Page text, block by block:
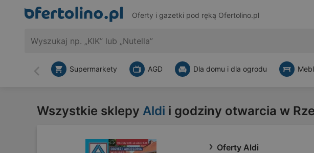
Oferty i gazetki pod ręką Ofertolino.pl
Wstecz
Supermarkety AGD Dla domu i dla ogrodu
Wszystkie sklepy Aldi i godziny otwarcia w
Oferty Aldi